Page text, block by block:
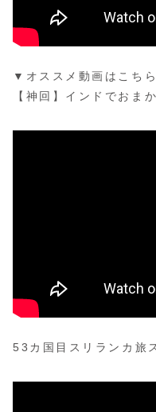
▼オススメ動画はこちら
【神回】インドでおま
53カ国目スリランカ旅